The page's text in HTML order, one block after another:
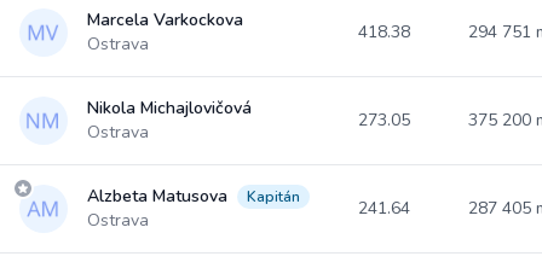
Marcela Varkockova
Ostrava
418.38 294 751
Nikola Michajlovičová
Ostrava
273.05 375 200
Alzbeta Matusova Kapitán
Ostrava
241.64 287 405